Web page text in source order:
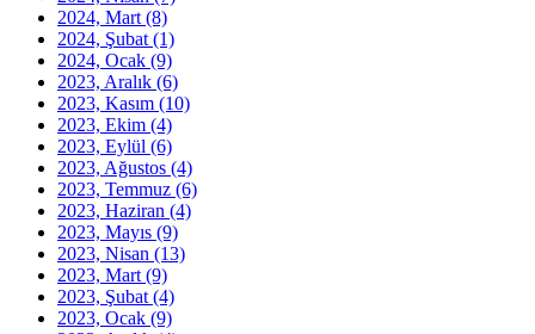
2024, Mart (8)
2024, Şubat (1)
2024, Ocak (9)
2023, Aralık (6)
2023, Kasım (10)
2023, Ekim (4)
2023, Eylül (6)
2023, Ağustos (4)
2023, Temmuz (6)
2023, Haziran (4)
2023, Mayıs (9)
2023, Nisan (13)
2023, Mart (9)
2023, Şubat (4)
2023, Ocak (9)